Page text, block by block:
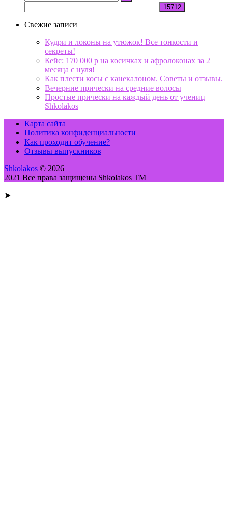
Свежие записи
Кудри и локоны на утюжок! Все тонкости и
секреты!
Кейс: 170 000 р на косичках и афролоконах за 2
месяца с нуля!
Как плести косы с канекалоном. Советы и отзывы.
Вечерние прически на средние волосы
Простые прически на каждый день от учениц
Shkolakos
Карта сайта
Политика конфиденциальности
Как проходит обучение?
Отзывы выпускников
Shkolakos © 2026
2021 Все права защищены Shkolakos TM
➤